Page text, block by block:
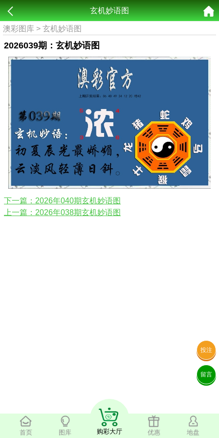
首页 图库 购彩大厅 优惠 地盘
投注
留言
玄机妙语图
澳彩图库 >玄机妙语图
2026039期：玄机妙语图
下一篇：2026年040期玄机妙语图
上一篇：2026年038期玄机妙语图